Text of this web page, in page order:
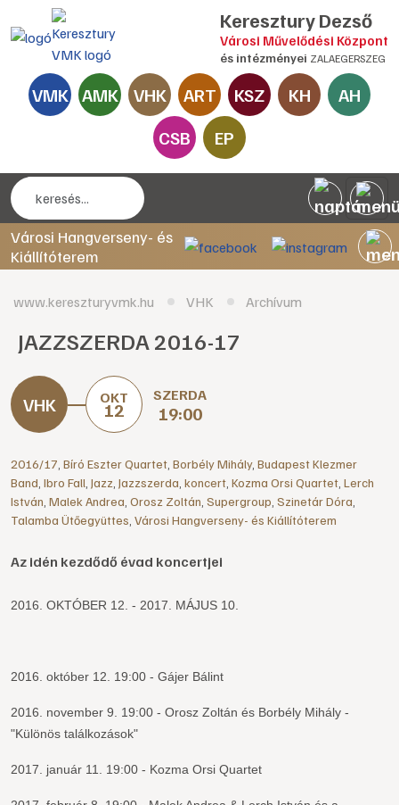
Keresztury Dezső
Városi Művelődési Központ
és intézményei ZALAEGERSZEG
VMK AMK VHK ART KSZ KH
AH
CSB
EP
Városi Hangverseny- és
Kiállítóterem
www.kereszturyvmk.hu VHK Archívum
JAZZSZERDA 2016-17
OKT
12
SZERDA
19:00
2016/17 Bíró Eszter Quartet Borbély Mihály, Budapest Klezmer
Band Ibro Fall Jazz Jazzszerda koncert Kozma Orsi Quartet Lerch
István Malek Andrea Orosz Zoltán Supergroup Szinetár Dóra
Talamba Ütőegyüttes Városi Hangverseny- és Kiállítóterem
Az idén kezdődő évad koncertjei
2016. OKTÓBER 12. - 2017. MÁJUS 10.
2016. október 12. 19:00 - Gájer Bálint
2016. november 9. 19:00 - Orosz Zoltán és Borbély Mihály -
"Különös találkozások"
2017. január 11. 19:00 - Kozma Orsi Quartet